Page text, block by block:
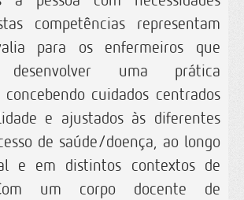
competências representam
para os enfermeiros que
desenvolver uma prática
concebendo cuidados centrados
e ajustados às diferentes
de saúde/doença, ao longo
e em distintos contextos de
um corpo docente de